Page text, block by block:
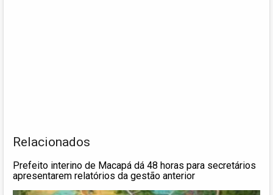
Relacionados
Prefeito interino de Macapá dá 48 horas para secretários
apresentarem relatórios da gestão anterior